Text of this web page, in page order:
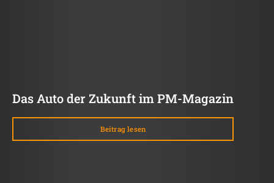
Das Auto der Zukunft im PM-Magazin
Beitrag lesen